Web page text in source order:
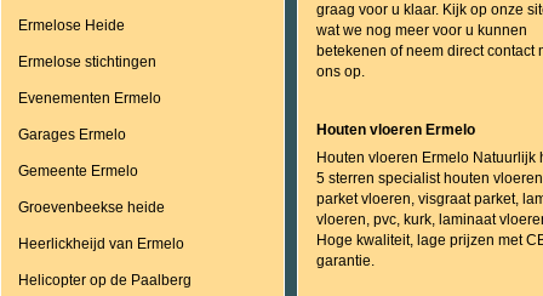
Ermelose Heide
Ermelose stichtingen
Evenementen Ermelo
Garages Ermelo
Gemeente Ermelo
Groevenbeekse heide
Heerlickheijd van Ermelo
Helicopter op de Paalberg
graag voor u klaar. Kijk op onze
wat we nog meer voor u kunnen
betekenen of neem direct contact
ons op.
Houten vloeren Ermelo
Houten vloeren Ermelo Natuurlijk
5 sterren specialist houten
parket vloeren, visgraat parket,
vloeren, pvc, kurk, laminaat
Hoge kwaliteit, lage prijzen met
garantie.